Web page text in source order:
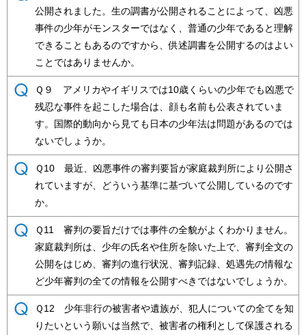
公開されました。生の調書が公開されることによって、凶悪
事件の少年がモンスターではなく、普通の少年であると理解
できることもあるのですから、供述調書を公開するのはよい
ことではありませんか。
Ｑ９ アメリカやイギリスでは10歳くらいの少年でも凶悪で
残忍な事件を起こした場合は、顔も名前も公表されていま
す。国際的動向から見ても日本の少年法は問題があるのでは
ないでしょうか。
Ｑ10 最近、凶悪事件の審判要旨が家庭裁判所により公開さ
れていますが、どういう基準に基づいて公開しているのです
か。
Ｑ11 審判の要旨だけでは事件の全貌がよくわかりません。
家庭裁判所は、少年の氏名や住所を除いた上で、審判全文の
公開をはじめ、審判の進行状況、審判記録、処遇先の情報な
ど少年審判の全ての情報を公開すべきではないでしょうか。
Ｑ12 少年非行の被害者や遺族が、犯人についての全てを知
りたいという願いは当然で、被害者の権利として保護される